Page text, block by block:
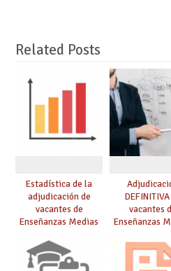
Related Posts
Estadística de la
adjudicación de
vacantes de
Enseñanzas Medias
vacantes
Enseñanzas